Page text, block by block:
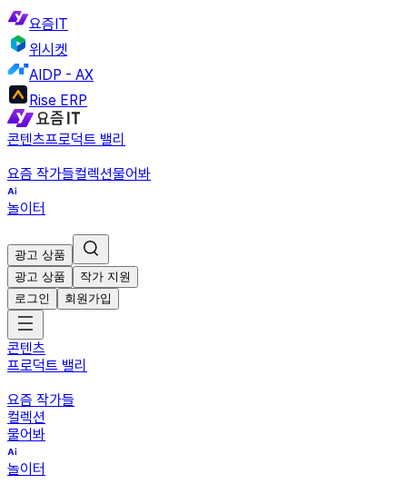
요즘IT
위시켓
AIDP - AX
Rise ERP
콘텐츠프로덕트 밸리
요즘 작가들컬렉션물어봐
놀이터
광고 상품
광고 상품
작가 지원
로그인
회원가입
콘텐츠
프로덕트 밸리
요즘 작가들
컬렉션
물어봐
놀이터